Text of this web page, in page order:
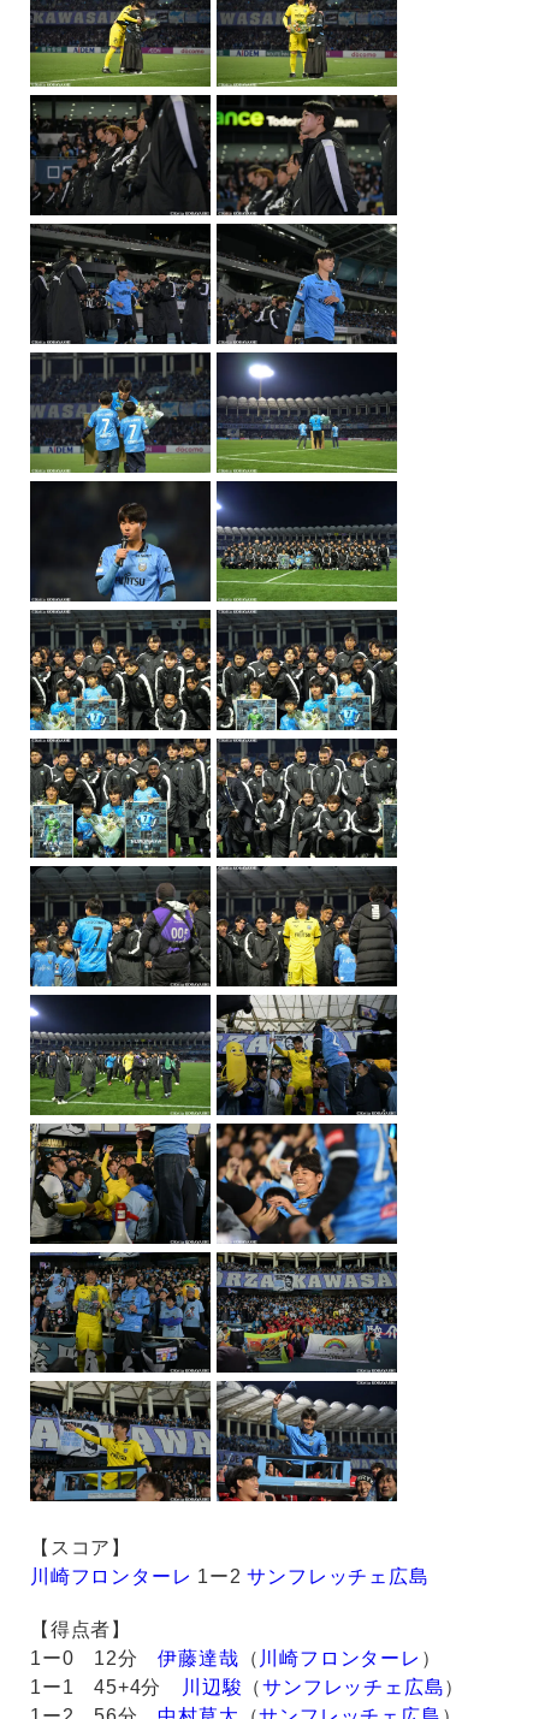
【スコア】
川崎フロンターレ 1ー2サンフレッチェ広島
【得点者】
1ー0 12分伊藤達哉 （ 川崎フロンターレ ）
1ー1 45+4分
川辺駿 （サンフレッチェ広島）